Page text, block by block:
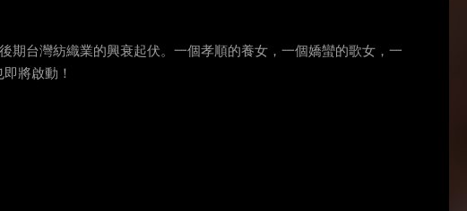
台灣紡織業的興衰起伏。一個孝順的養女，一個嬌蠻的歌女，一
將啟動！